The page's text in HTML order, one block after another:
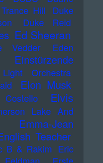
Hill
Duke
Duke Reid
Ed Sheeran
Vedder
Eden
Einstürzende
Orchestra
Elon Musk
Elvis
Lake And
Emma-Jean
Teacher
B & Rakim Eric